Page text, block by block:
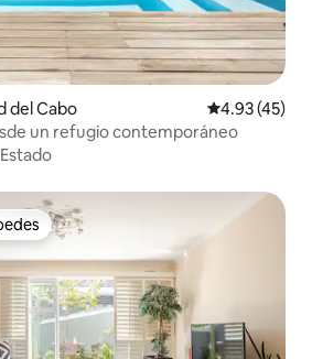
del Cabo Calificación
4.93 (45)
un refugio contemporáneo
Estado